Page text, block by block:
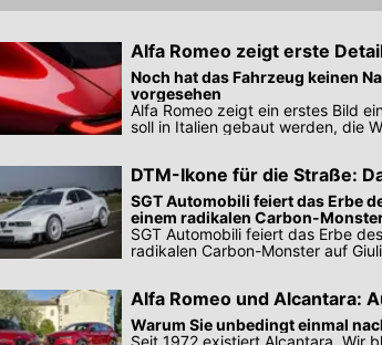
Alfa Romeo zeigt erste
Noch hat das Fahrzeug keinen
vorgesehen
Alfa Romeo zeigt ein erstes Bild
soll in Italien gebaut werden, die
DTM-Ikone für die Straße:
SGT Automobili feiert das Erbe
einem radikalen Carbon-
SGT Automobili feiert das Erbe
radikalen Carbon-Monster auf
Alfa Romeo und Alcantara:
Warum Sie unbedingt einmal